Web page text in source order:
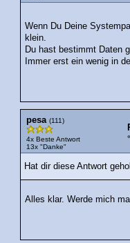
Wenn Du Deine
klein.
Du hast bestimmt Daten
Immer erst ein wenig in
pesa (111)
4x Beste Antwort
13x "Danke"
«
Hat dir diese Antwort
Alles klar. Werde mich